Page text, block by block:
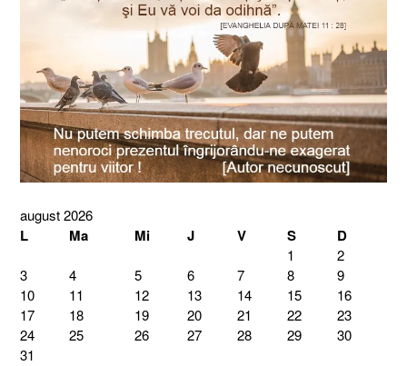
august 2026
L Ma Mi J V S D
1
2
3
4 5 6 7 8
9
10
11 12 13 14 15
16
17
18 19 20 21 22
23
24
25 26 27 28 29
30
31